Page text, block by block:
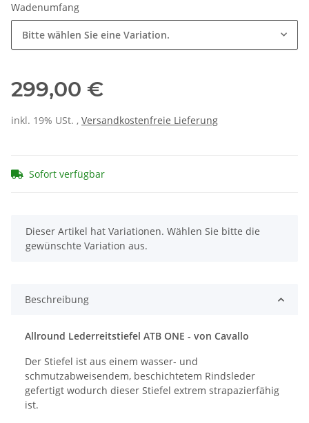
Wadenumfang
Bitte wählen Sie eine Variation.
299,00 €
inkl. 19% USt. , Versandkostenfreie Lieferung
Sofort verfügbar
x
Dieser Artikel hat Variationen. Wählen Sie bitte die
gewünschte Variation aus.
Beschreibung
Allround Lederreitstiefel ATB ONE - von Cavallo
Der Stiefel ist aus einem wasser- und
schmutzabweisendem, beschichtetem Rindsleder
gefertigt wodurch dieser Stiefel extrem strapazierfähig
ist.